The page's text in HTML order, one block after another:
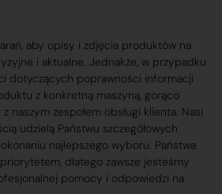
aby opisy i zdjęcia produktów na
i aktualne. Jednakże, w przypadku
dotyczących poprawności informacji
z konkretną maszyną, gorąco
naszym zespołem obsługi klienta. Nasi
udzielą Państwu szczegółowych
najlepszego wyboru. Państwa
dlatego zawsze jesteśmy
pomocy i odpowiedzi na